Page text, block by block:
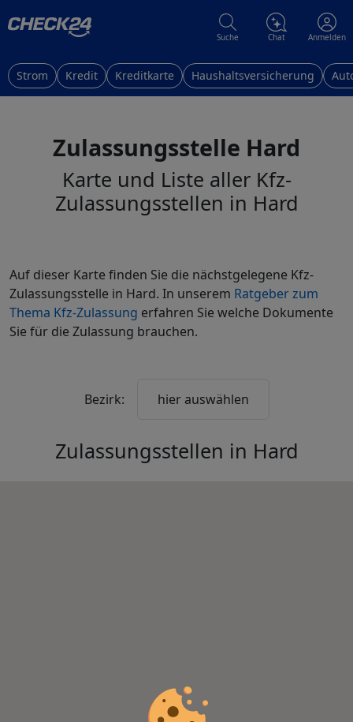
Suche Chat Anmelden
Strom Kredit Kreditkarte Haushaltsversicherung
Zulassungsstelle Hard
Karte und Liste aller Kfz-
Zulassungsstellen in Hard
Auf dieser Karte finden Sie die nächstgelegene Kfz-
Zulassungsstelle in Hard. In unserem Ratgeber zum
Thema Kfz-Zulassung erfahren Sie welche Dokumente
Sie für die Zulassung brauchen.
Bezirk: hier auswählen
Zulassungsstellen in Hard